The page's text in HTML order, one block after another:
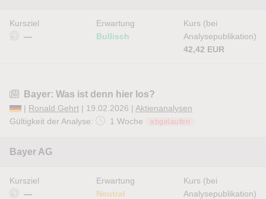
Kursziel
—
Erwartung
Bullisch
Kurs (bei
Analysepublikation)
42,42 EUR
Bayer: Was ist denn hier los?
| Ronald Gehrt | 19.02.2026 | Aktienanalysen
Gültigkeit der Analyse:
1 Woche abgelaufen
Bayer AG
Kursziel
—
Erwartung
Neutral
Kurs (bei
Analysepublikation)